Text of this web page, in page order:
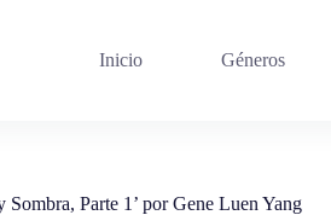
Inicio Géneros
Parte 1’ por Gene Luen Yang